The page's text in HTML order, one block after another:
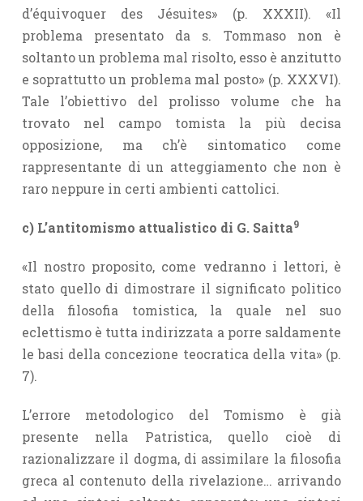
d’équivoquer des Jésuites» (p. XXXII). «Il
problema presentato da s. Tommaso non è
soltanto un problema mal risolto, esso è anzitutto
e soprattutto un problema mal posto» (p. XXXVI).
Tale l’obiettivo del prolisso volume che ha
trovato nel campo tomista la più decisa
opposizione, ma ch’è sintomatico come
rappresentante di un atteggiamento che non è
raro neppure in certi ambienti cattolici.
c) L’antitomismo attualistico di G. Saitta9
«Il nostro proposito, come vedranno i lettori, è
stato quello di dimostrare il significato politico
della filosofia tomistica, la quale nel suo
eclettismo è tutta indirizzata a porre saldamente
le basi della concezione teocratica della vita» (p.
7).
L’errore metodologico del Tomismo è già
presente nella Patristica, quello cioè di
razionalizzare il dogma, di assimilare la filosofia
greca al contenuto della rivelazione… arrivando